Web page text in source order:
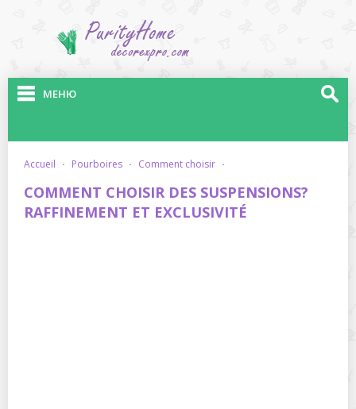
МЕНЮ
accueil · pourboires · comment choisir ·
COMMENT CHOISIR DES SUSPENSIONS?
RAFFINEMENT ET EXCLUSIVITÉ